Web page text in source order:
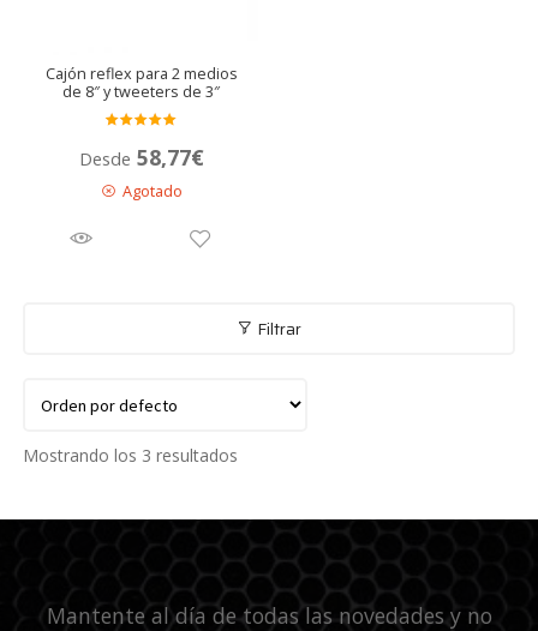
Cajón reflex para 2 medios
de 8″ y tweeters de 3″
do en
5.00de 5
Desde 58,77€
Agotado
Filtrar
Mostrando los 3 resultados
Mantente al día de todas las novedades y no